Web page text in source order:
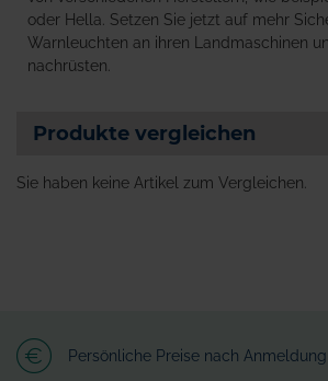
oder Hella. Setzen Sie jetzt auf mehr
Warnleuchten an ihren Landmaschinen
nachrüsten.
Produkte vergleichen
Sie haben keine Artikel zum Vergleichen.
Persönliche Preise nach Anmeldung